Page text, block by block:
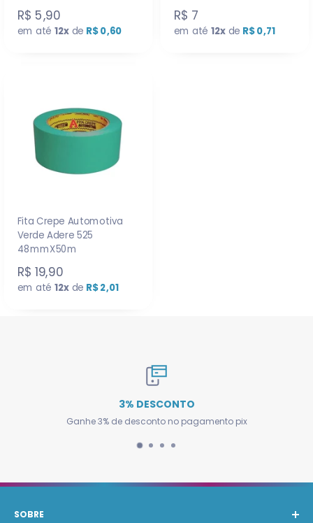
R$ 5,90
em até 12xde R$ 0,60
R$ 7
em até 12xde R$ 0,71
Fita Crepe Automotiva
Verde Adere 525
48mmX50m
R$ 19,90
em até 12xde R$ 2,01
3% DESCONTO
Ganhe 3% de desconto no pagamento pix
SOBRE